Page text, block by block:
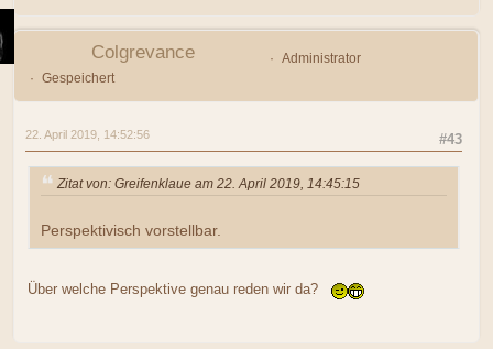
Colgrevance
Administrator
Gespeichert
#43
22. April 2019, 14:52:56
Zitat von: Greifenklaue am 22. April 2019, 14:45:15
Perspektivisch vorstellbar.
Über welche Perspektive genau reden wir da?